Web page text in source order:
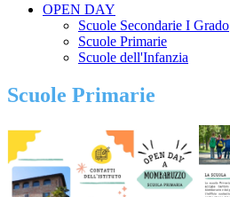
OPEN DAY
Scuole Secondarie I Grado
Scuole Primarie
Scuole dell'Infanzia
Scuole Primarie